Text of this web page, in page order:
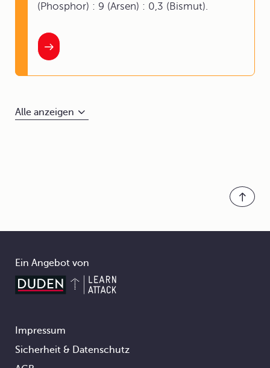
(Phosphor) : 9 (Arsen) : 0,3 (Bismut).
Alle anzeigen
Ein Angebot von
Footer
Impressum
Sicherheit & Datenschutz